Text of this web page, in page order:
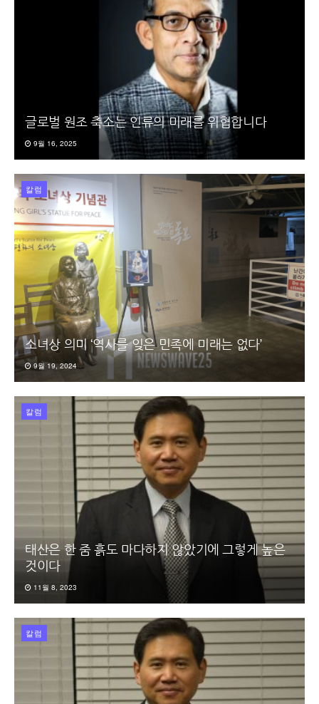
글로벌 원조 축소는 인류의 미래를 위협합니다
9월 16, 2025
칼럼
소녀상 의미 ‘역사를 잊은 민족에 미래는 없다’
9월 19, 2024
칼럼
태산은 한 줌 흙도 마다하지 않았기에 그렇게 높은
것이다
11월 8, 2023
칼럼